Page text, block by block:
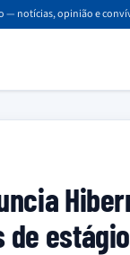
— notícias, opinião e
de